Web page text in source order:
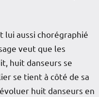
lui aussi chorégraphié
veut que les
huit danseurs se
se tient à côté de sa
huit danseurs en